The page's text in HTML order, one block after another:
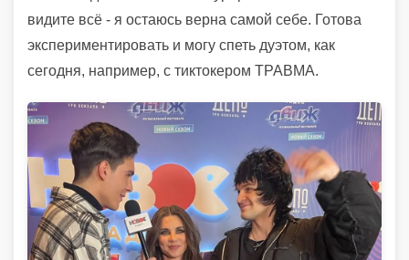
видите всё - я остаюсь верна самой себе. Готова
экспериментировать и могу спеть дуэтом, как
сегодня, например, с тиктокером ТРАВМА.